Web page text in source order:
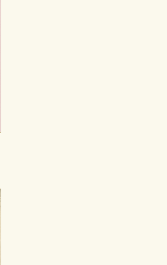
de nuestro sitio web. Almacenan
información es agregada y, por lo
relevante para sus intereses en
única de su navegador y